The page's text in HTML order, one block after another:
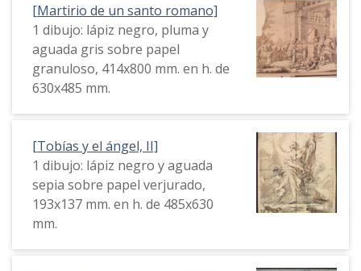
[Martirio de un santo romano]
1 dibujo: lápiz negro, pluma y
aguada gris sobre papel
granuloso, 414x800 mm. en h. de
630x485 mm.
[Tobías y el ángel, II]
1 dibujo: lápiz negro y aguada
sepia sobre papel verjurado,
193x137 mm. en h. de 485x630
mm.